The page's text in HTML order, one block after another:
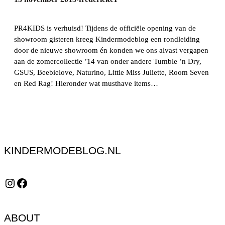
PR4KIDS is verhuisd! Tijdens de officiële opening van de
showroom gisteren kreeg Kindermodeblog een rondleiding
door de nieuwe showroom én konden we ons alvast vergapen
aan de zomercollectie ’14 van onder andere Tumble ’n Dry,
GSUS, Beebielove, Naturino, Little Miss Juliette, Room Seven
en Red Rag! Hieronder wat musthave items…
KINDERMODEBLOG.NL
Instagram Facebook
ABOUT